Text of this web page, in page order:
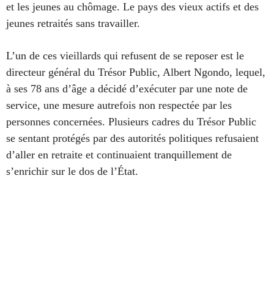
et les jeunes au chômage. Le pays des vieux actifs et des
jeunes retraités sans travailler.
L’un de ces vieillards qui refusent de se reposer est le
directeur général du Trésor Public, Albert Ngondo, lequel,
à ses 78 ans d’âge a décidé d’exécuter par une note de
service, une mesure autrefois non respectée par les
personnes concernées. Plusieurs cadres du Trésor Public
se sentant protégés par des autorités politiques refusaient
d’aller en retraite et continuaient tranquillement de
s’enrichir sur le dos de l’État.